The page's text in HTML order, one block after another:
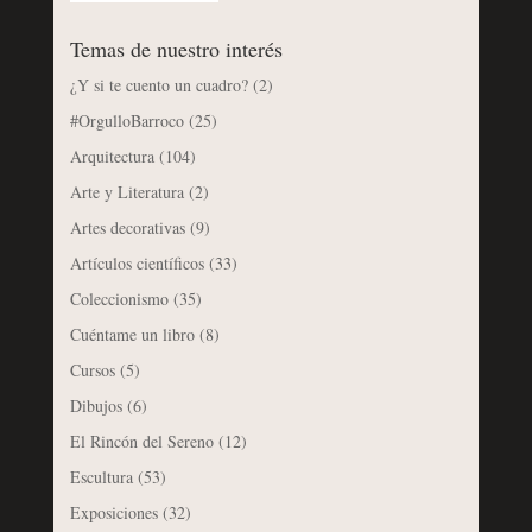
Temas de nuestro interés
¿Y si te cuento un cuadro?(2)
#OrgulloBarroco(25)
Arquitectura(104)
Arte y Literatura(2)
Artes decorativas(9)
Artículos científicos(33)
Coleccionismo(35)
Cuéntame un libro(8)
Cursos(5)
Dibujos(6)
El Rincón del Sereno(12)
Escultura(53)
Exposiciones(32)